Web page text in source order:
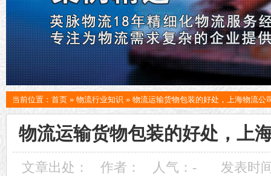
当前位置： 首页 » 物流行业知识 » 物流运输货物包装的好处，上海物流公
物流运输货物包装的好处，上
文章出处： 作者： 人气： -
发表时